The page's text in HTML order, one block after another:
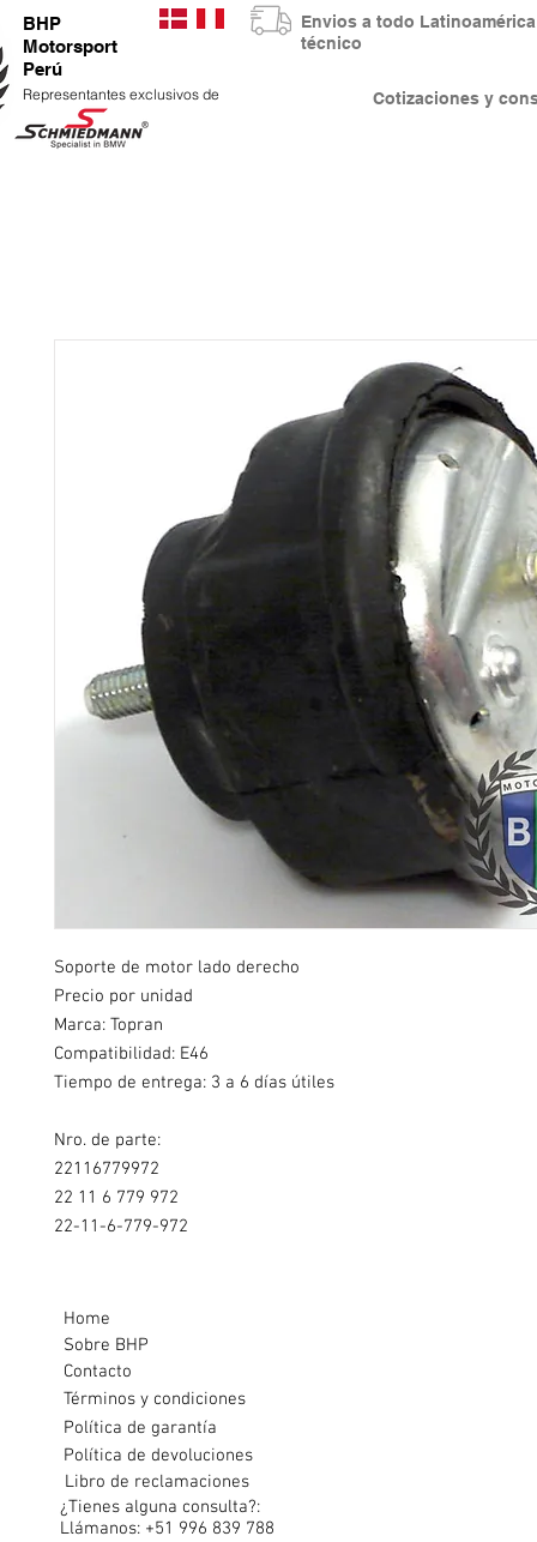
BHP
Motorsport
Perú
Representantes exclusivos de Cotizaciones y
Envios a todo
técnico
Soporte de motor lado derecho
Precio por unidad
Marca: Topran
Compatibilidad: E46
Tiempo de entrega: 3 a 6 días útiles
Nro. de parte:
22116779972
22 11 6 779 972
22-11-6-779-972
Home
Sobre BHP
Contacto
Términos y condiciones
Política de garantía
Política de devoluciones
Libro de reclamaciones
¿Tienes alguna consulta?:
Llámanos: +51 996 839 788